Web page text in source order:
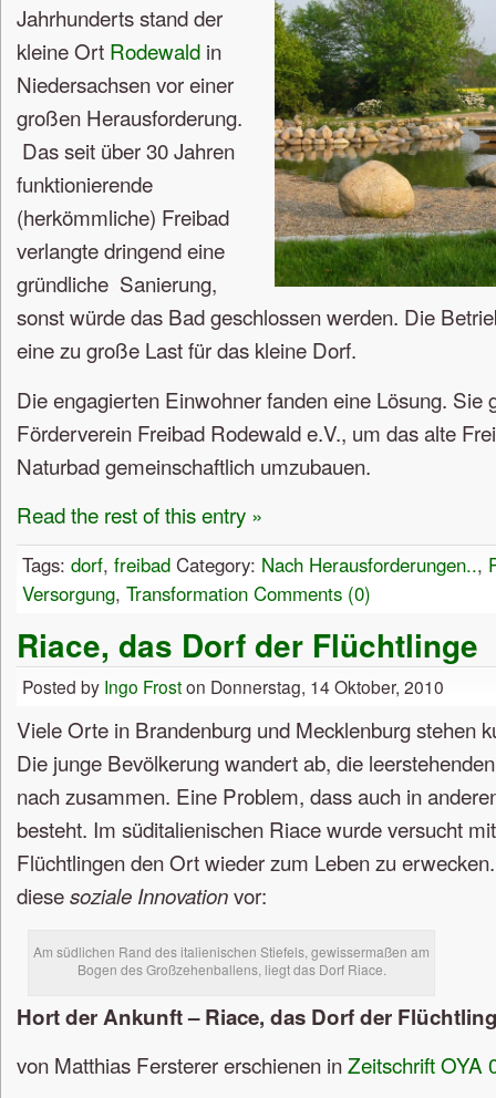
Jahrhunderts stand der
kleine Ort Rodewald in
Niedersachsen vor einer
großen Herausforderung.
Das seit über 30 Jahren
funktionierende
(herkömmliche) Freibad
verlangte dringend eine
gründliche Sanierung,
sonst würde das Bad geschlossen werden. Die
eine zu große Last für das kleine Dorf.
Die engagierten Einwohner fanden eine Lösung. Sie
Förderverein Freibad Rodewald e.V., um das alte
Naturbad gemeinschaftlich umzubauen.
Read the rest of this entry »
Tags: dorf, freibad Category: Nach Herausforderungen..,
Versorgung, Transformation Comments (0)
Riace, das Dorf der Flüchtlinge
Posted by Ingo Froston Donnerstag, 14 Oktober, 2010
Viele Orte in Brandenburg und Mecklenburg stehen
Die junge Bevölkerung wandert ab, die
nach zusammen. Eine Problem, dass auch in
besteht. Im süditalienischen Riace wurde versucht
Flüchtlingen den Ort wieder zum Leben zu
diesesoziale Innovationvor:
Am südlichen Rand des italienischen Stiefels, gewissermaßen am
Bogen des Großzehenballens, liegt das Dorf Riace.
Hort der Ankunft – Riace, das Dorf der
von Matthias Fersterer erschienen inZeitschrift OYA